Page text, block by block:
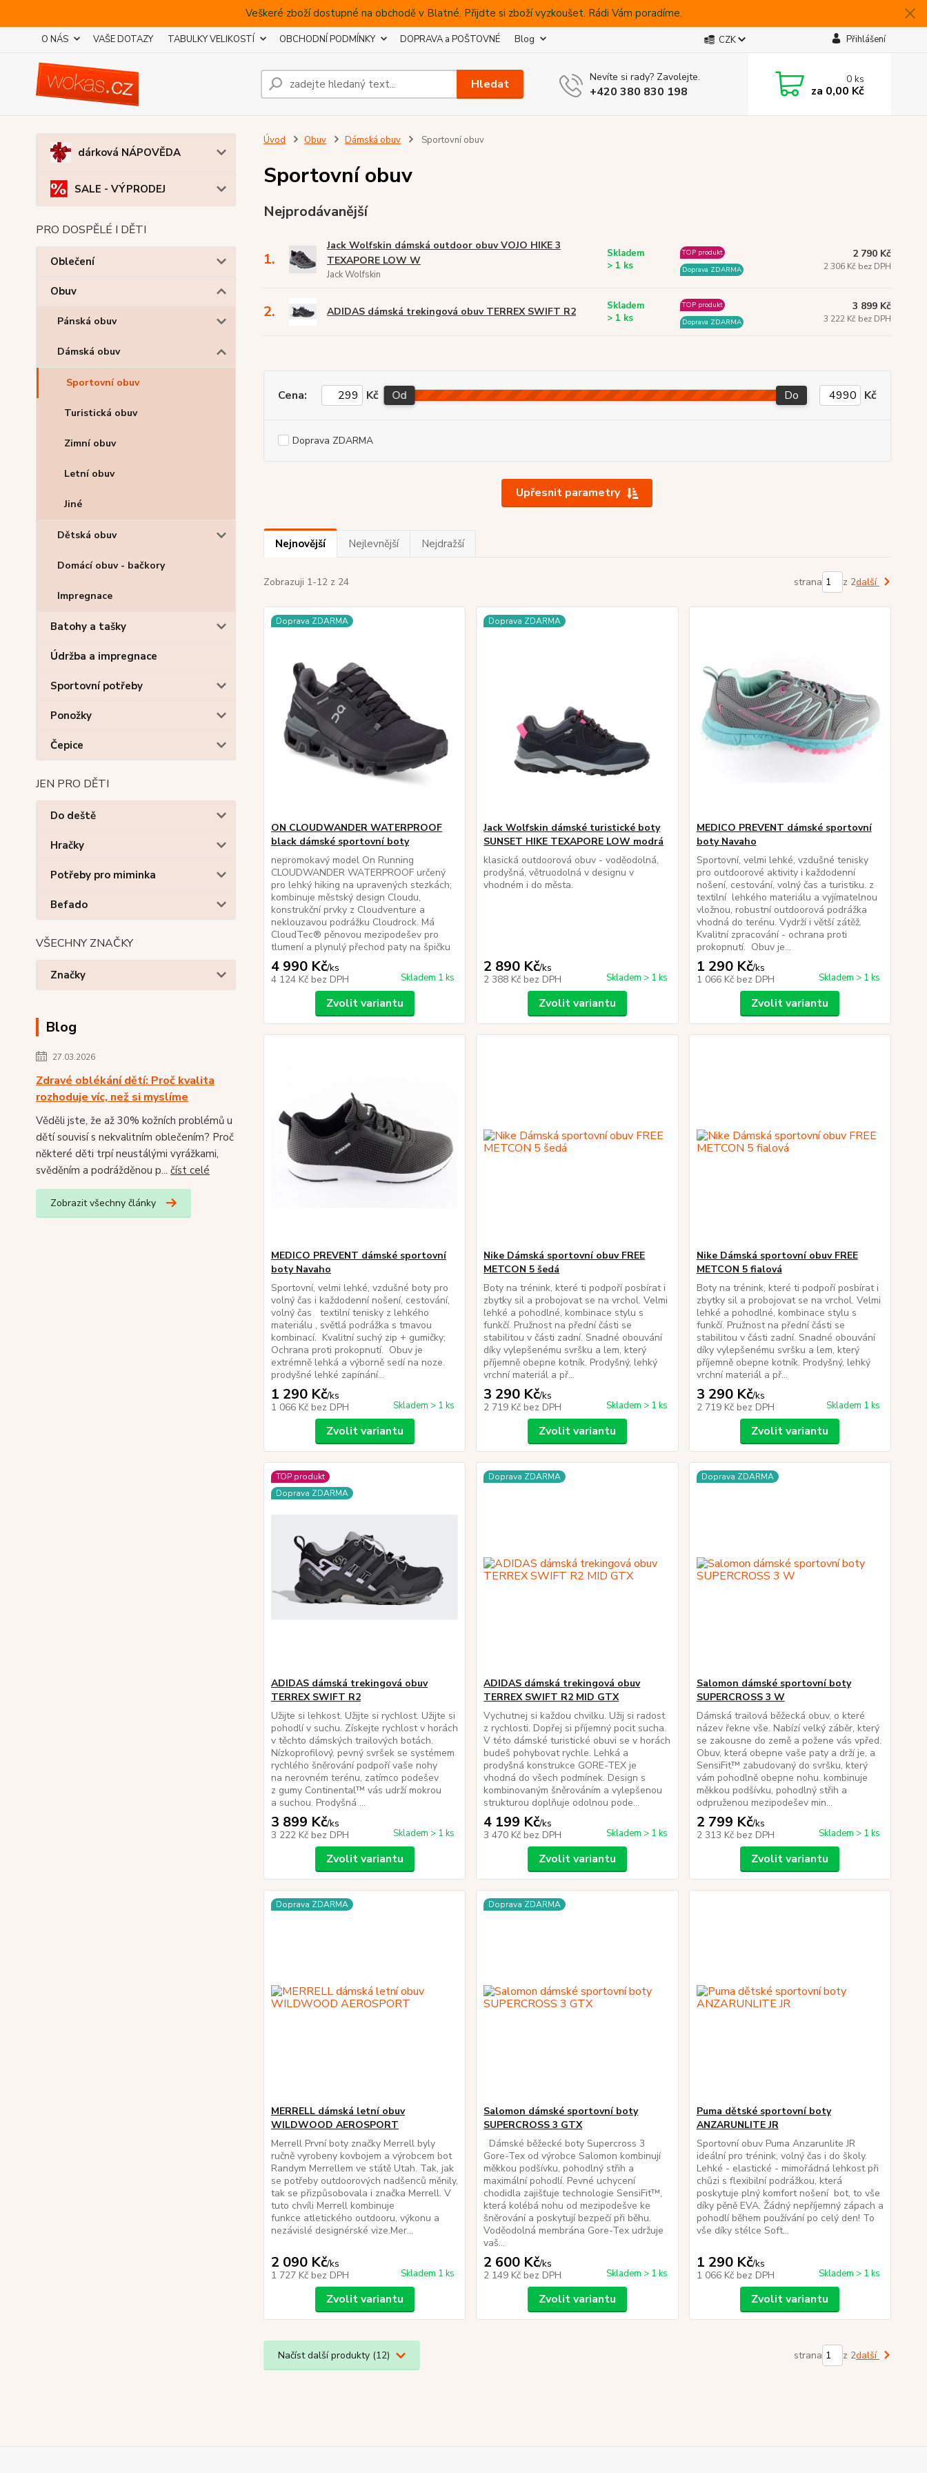
Veškeré zboží dostupné na obchodě v Blatné. Přijdte si zboží vyzkoušet. Rádi Vám poradíme.
O NÁS VAŠE DOTAZY TABULKY VELIKOSTÍ OBCHODNÍ PODMÍNKY DOPRAVA a POŠTOVNÉ Blog CZK Přihlášení
Hledat Nevíte si rady? Zavolejte.
+420 380 830 198
0ks
za 0,00 Kč
dárková NÁPOVĚDA
SALE - VÝPRODEJ
PRO DOSPĚLÉ I DĚTI
Oblečení
Obuv
Pánská obuv
Dámská obuv
Sportovní obuv
Turistická obuv
Zimní obuv
Letní obuv
Jiné
Dětská obuv
Domácí obuv - bačkory
Impregnace
Batohy a tašky
Údržba a impregnace
Sportovní potřeby
Ponožky
Čepice
JEN PRO DĚTI
Do deště
Hračky
Potřeby pro miminka
Befado
VŠECHNY ZNAČKY
Značky
Blog
27.03.2026
Zdravé oblékání dětí: Proč kvalita
rozhoduje víc, než si myslíme
Věděli jste, že až 30% kožních problémů u
dětí souvisí s nekvalitním oblečením? Proč
některé děti trpí neustálými vyrážkami,
svěděním a podrážděnou p... číst celé
Zobrazit všechny články
Úvod Obuv Dámská obuv Sportovní obuv
Sportovní obuv
Nejprodávanější
1.
Jack Wolfskin dámská outdoor obuv VOJO HIKE 3
TEXAPORE LOW W
Jack Wolfskin
Skladem
> 1 ks
TOP produkt
Doprava ZDARMA
2 790 Kč
2 306 Kč bez DPH
2. ADIDAS dámská trekingová obuv TERREX SWIFT R2
Skladem
> 1 ks
TOP produkt
Doprava ZDARMA
3 899 Kč
3 222 Kč bez DPH
Upřesnit parametry
Cena: Kč Od Do Kč
Doprava ZDARMA
Nejnovější Nejlevnější Nejdražší
Zobrazuji 1-12 z 24 strana z 2další
Doprava ZDARMA
ON CLOUDWANDER WATERPROOF
black dámské sportovní boty
nepromokavý model On Running
CLOUDWANDER WATERPROOF určený
pro lehký hiking na upravených stezkách;
kombinuje městský design Cloudu,
konstrukční prvky z Cloudventure a
neklouzavou podrážku Cloudrock. Má
CloudTec® pěnovou mezipodešev pro
tlumení a plynulý přechod paty na špičku
4 990 Kč/ks
4 124 Kč bez DPH Skladem 1 ks
Zvolit variantu
Doprava ZDARMA
Jack Wolfskin dámské turistické boty
SUNSET HIKE TEXAPORE LOW modrá
klasická outdoorová obuv - voděodolná,
prodyšná, větruodolná v designu v
vhodném i do města.
2 890 Kč/ks
2 388 Kč bez DPH Skladem > 1 ks
Zvolit variantu
MEDICO PREVENT dámské sportovní
boty Navaho
Sportovní, velmi lehké, vzdušné tenisky
pro outdoorové aktivity i každodenní
nošení, cestování, volný čas a turistiku. z
textilní lehkého materiálu a vyjímatelnou
vložnou, robustní outdoorová podrážka
vhodná do terénu. Vydrží i větší zátěž.
Kvalitní zpracování - ochrana proti
prokopnutí. Obuv je...
1 290 Kč/ks
1 066 Kč bez DPH Skladem > 1 ks
Zvolit variantu
MEDICO PREVENT dámské sportovní
boty Navaho
Sportovní, velmi lehké, vzdušné boty pro
volný čas i každodenní nošení, cestování,
volný čas textilní tenisky z lehkého
materiálu , světlá podrážka s tmavou
kombinací. Kvalitní suchý zip + gumičky;
Ochrana proti prokopnutí. Obuv je
extrémně lehká a výborně sedí na noze.
prodyšné lehké zapínání...
1 290 Kč/ks
1 066 Kč bez DPH Skladem > 1 ks
Zvolit variantu
Nike Dámská sportovní obuv FREE
METCON 5 šedá
Boty na trénink, které ti podpoří posbírat i
zbytky sil a probojovat se na vrchol. Velmi
lehké a pohodlné, kombinace stylu s
funkčí. Pružnost na přední části se
stabilitou v části zadní. Snadné obouvání
díky vylepšenému svršku a lem, který
příjemně obepne kotník. Prodyšný, lehký
vrchní materiál a př...
3 290 Kč/ks
2 719 Kč bez DPH Skladem > 1 ks
Zvolit variantu
Nike Dámská sportovní obuv FREE
METCON 5 fialová
Boty na trénink, které ti podpoří posbírat i
zbytky sil a probojovat se na vrchol. Velmi
lehké a pohodlné, kombinace stylu s
funkčí. Pružnost na přední části se
stabilitou v části zadní. Snadné obouvání
díky vylepšenému svršku a lem, který
příjemně obepne kotník. Prodyšný, lehký
vrchní materiál a př...
3 290 Kč/ks
2 719 Kč bez DPH Skladem 1 ks
Zvolit variantu
TOP produkt
Doprava ZDARMA
ADIDAS dámská trekingová obuv
TERREX SWIFT R2
Užijte si lehkost. Užijte si rychlost. Užijte si
pohodlí v suchu. Získejte rychlost v horách
v těchto dámských trailových botách.
Nízkoprofilový, pevný svršek se systémem
rychlého šněrování podpoří vaše nohy
na nerovném terénu, zatímco podešev
z gumy Continental™ vás udrží mokrou
a suchou. Prodyšná ...
3 899 Kč/ks
3 222 Kč bez DPH Skladem > 1 ks
Zvolit variantu
Doprava ZDARMA
ADIDAS dámská trekingová obuv
TERREX SWIFT R2 MID GTX
Vychutnej si každou chvilku. Užij si radost
z rychlosti. Dopřej si příjemný pocit sucha.
V této dámské turistické obuvi se v horách
budeš pohybovat rychle. Lehká a
prodyšná konstrukce GORE-TEX je
vhodná do všech podmínek. Design s
kombinovaným šněrováním a vylepšenou
strukturou doplňuje odolnou pode...
4 199 Kč/ks
3 470 Kč bez DPH Skladem > 1 ks
Zvolit variantu
Doprava ZDARMA
Salomon dámské sportovní boty
SUPERCROSS 3 W
Dámská trailová běžecká obuv, o které
název řekne vše. Nabízí velký záběr, který
se zakousne do země a požene vás vpřed.
Obuv, která obepne vaše paty a drží je, a
SensiFit™ zabudovaný do svršku, který
vám pohodlně obepne nohu. kombinuje
měkkou podšívku, pohodlný střih a
odpruženou mezipodešev min...
2 799 Kč/ks
2 313 Kč bez DPH Skladem > 1 ks
Zvolit variantu
Doprava ZDARMA
MERRELL dámská letní obuv
WILDWOOD AEROSPORT
Merrell První boty značky Merrell byly
ručně vyrobeny kovbojem a výrobcem bot
Randym Merrellem ve státě Utah. Tak, jak
se potřeby outdoorových nadšenců měnily,
tak se přizpůsobovala i značka Merrell. V
tuto chvíli Merrell kombinuje
funkce atletického outdooru, výkonu a
nezávislé designérské vize.Mer...
2 090 Kč/ks
1 727 Kč bez DPH Skladem 1 ks
Zvolit variantu
Doprava ZDARMA
Salomon dámské sportovní boty
SUPERCROSS 3 GTX
Dámské běžecké boty Supercross 3
Gore-Tex od výrobce Salomon kombinují
měkkou podšívku, pohodlný střih a
maximální pohodlí. Pevné uchycení
chodidla zajišťuje technologie SensiFit™,
která kolébá nohu od mezipodešve ke
šněrování a poskytují bezpečí při běhu.
Voděodolná membrána Gore-Tex udržuje
vaš...
2 600 Kč/ks
2 149 Kč bez DPH Skladem > 1 ks
Zvolit variantu
Puma dětské sportovní boty
ANZARUNLITE JR
Sportovní obuv Puma Anzarunlite JR
ideální pro trénink, volný čas i do školy.
Lehké - elastické - mimořádná lehkost při
chůzi s flexibilní podrážkou, která
poskytuje plný komfort nošení bot, to vše
díky pěně EVA. Žádný nepříjemný zápach a
pohodlí během používání po celý den! To
vše díky stélce Soft...
1 290 Kč/ks
1 066 Kč bez DPH Skladem > 1 ks
Zvolit variantu
Načíst další produkty (12) strana z 2další